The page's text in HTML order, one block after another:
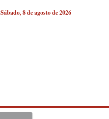
Sábado, 8 de agosto de 2026